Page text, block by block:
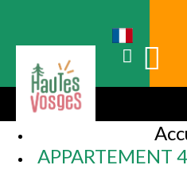
APPARTEMENT